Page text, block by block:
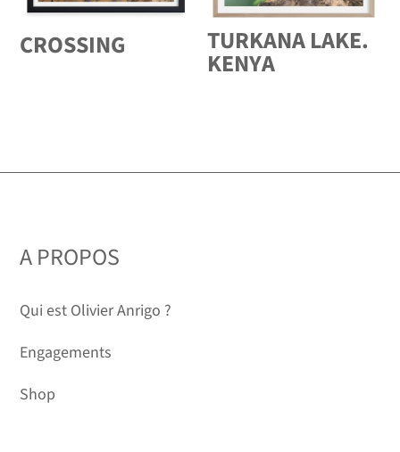
CROSSING TURKANA LAKE.
KENYA
A PROPOS
Qui est Olivier Anrigo ?
Engagements
Shop